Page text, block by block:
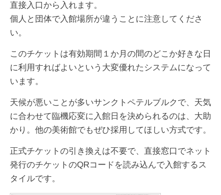
直接入口から入れます。
個人と団体で入館場所が違うことに注意してくださ
い。
このチケットは有効期間１か月の間のどこか好きな日
に利用すればよいという大変優れたシステムになって
います。
天候が悪いことが多いサンクトペテルブルクで、天気
に合わせて臨機応変に入館日を決められるのは、大助
かり。他の美術館でもぜひ採用してほしい方式です。
正式チケットの引き換えは不要で、直接窓口でネット
発行のチケットのQRコードを読み込んで入館するス
タイルです。